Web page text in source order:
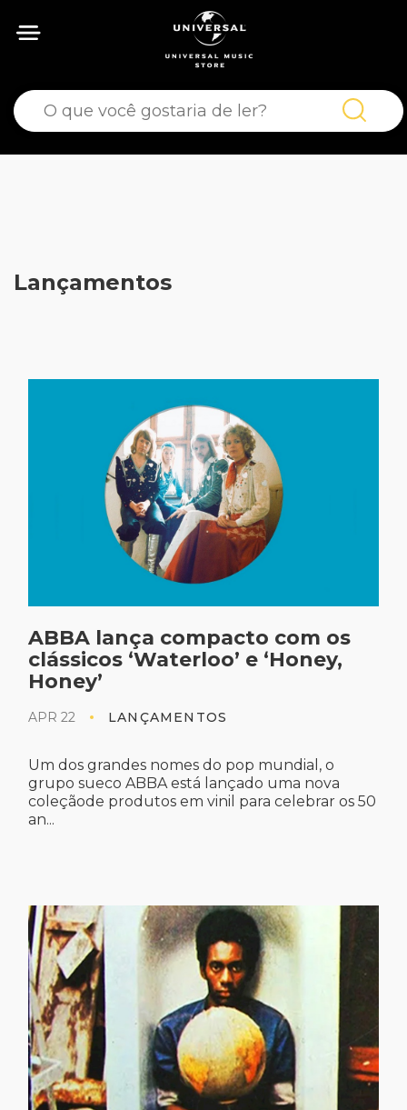
Lançamentos
ABBA lança compacto com os
clássicos ‘Waterloo’ e ‘Honey,
Honey’
APR 22 LANÇAMENTOS
Um dos grandes nomes do pop mundial, o
grupo sueco ABBA está lançado uma nova
coleçãode produtos em vinil para celebrar os 50
an...